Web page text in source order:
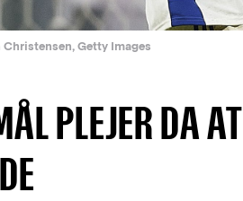
Christensen, Getty Images
PLEJER DA AT